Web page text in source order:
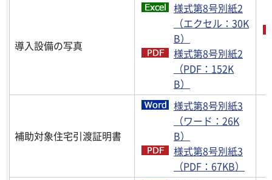
導入設備の写真
様式第8号別紙2
（エクセル：30K
B）
様式第8号別紙2
（PDF：152K
B）
補助対象住宅引渡証明書
様式第8号別紙3
（ワード：26K
B）
様式第8号別紙3
（PDF：67KB）